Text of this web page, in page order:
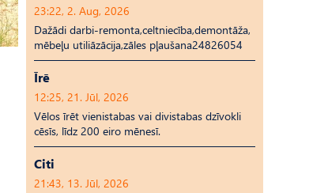
23:22, 2. Aug, 2026
Dažādi darbi-remonta,celtniecība,demontāža,
mēbeļu utiliāzācija,zāles pļaušana24826054
Īrē
12:25, 21. Jūl, 2026
Vēlos īrēt vienistabas vai divistabas dzīvokli
cēsīs, līdz 200 eiro mēnesī.
Citi
21:43, 13. Jūl, 2026